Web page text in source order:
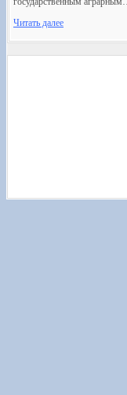
Читать далее